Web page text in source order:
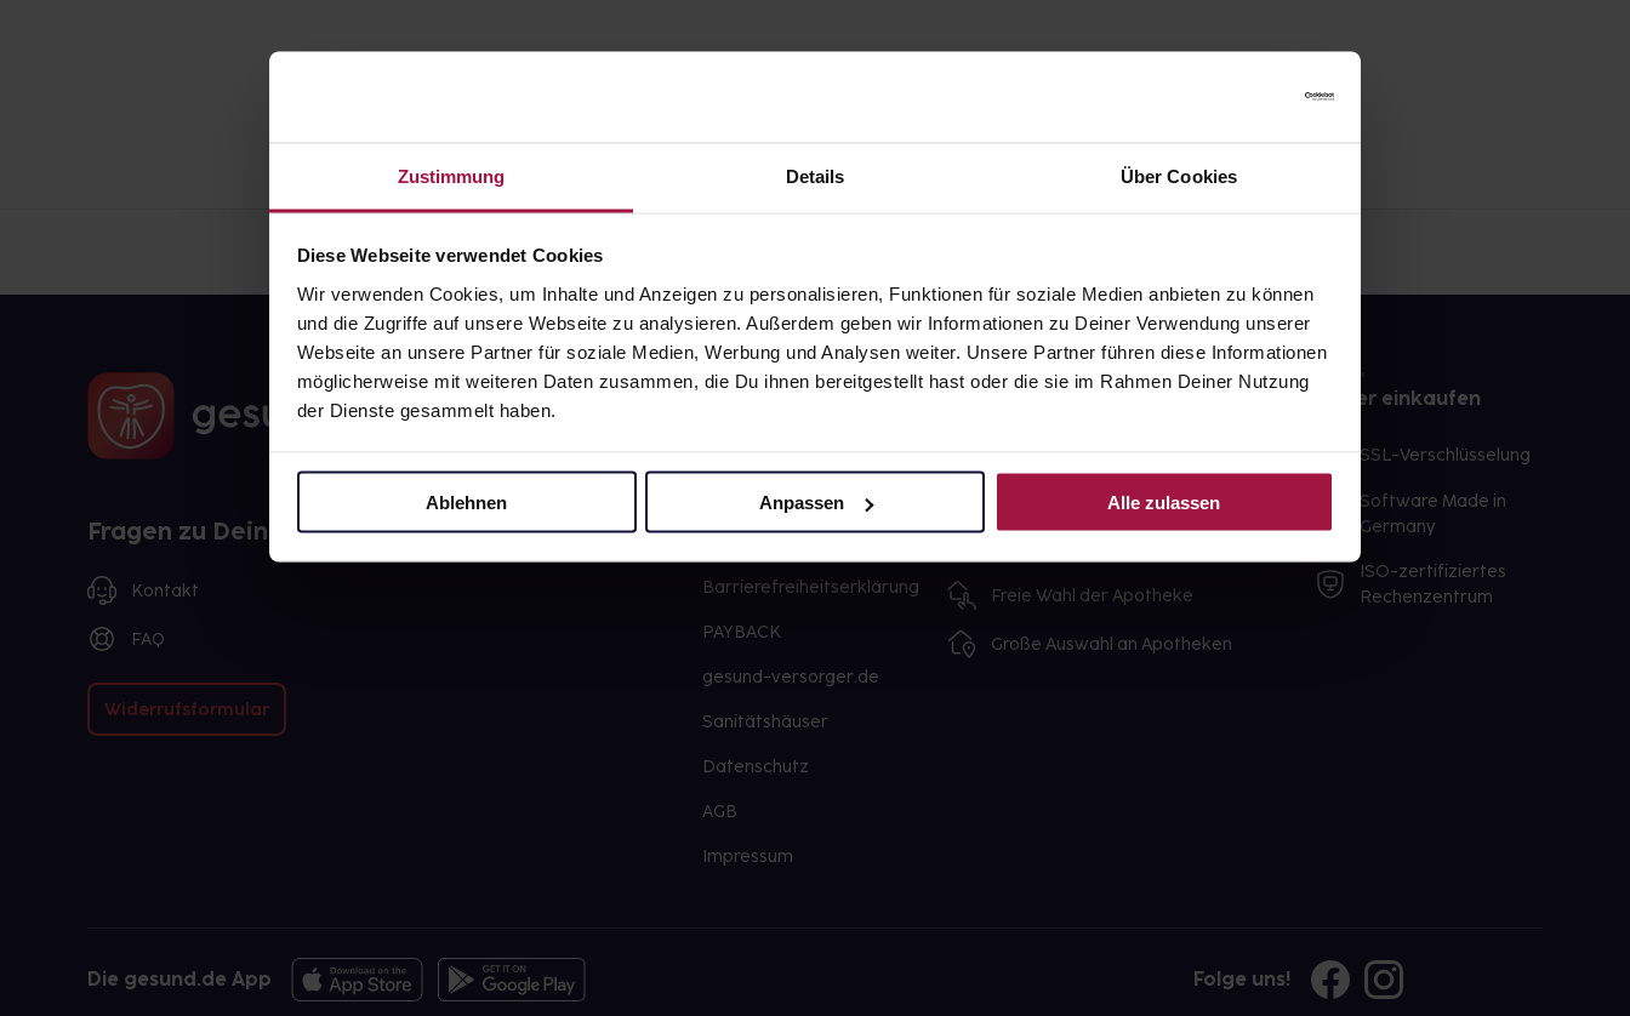
Zustimmung Details Über Cookies
Diese Webseite verwendet Cookies
Wir verwenden Cookies, um Inhalte und Anzeigen zu personalisieren, Funktionen für soziale Medien anbieten zu können
und die Zugriffe auf unsere Webseite zu analysieren. Außerdem geben wir Informationen zu Deiner Verwendung unserer
Webseite an unsere Partner für soziale Medien, Werbung und Analysen weiter. Unsere Partner führen diese Informationen
möglicherweise mit weiteren Daten zusammen, die Du ihnen bereitgestellt hast oder die sie im Rahmen Deiner Nutzung
der Dienste gesammelt haben.
Ablehnen Anpassen Alle zulassen
Fragen zu Deiner Bestellung?
Kontakt
FAQ
Widerrufsformular
Karriere
Barrierefreiheitserklärung
PAYBACK
gesund-versorger.de
Sanitätshäuser
Datenschutz
AGB
Impressum
sofort abholbereit
Freie Wahl der Apotheke
Große Auswahl an Apotheken
Sicher einkaufen
SSL-Verschlüsselung
Software Made in
Germany
ISO-zertifiziertes
Rechenzentrum
Die gesund.de App Folge uns!